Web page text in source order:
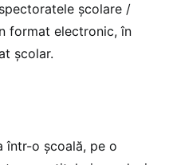
școlare /
format electronic, în
școlar.
într-o școală, pe o